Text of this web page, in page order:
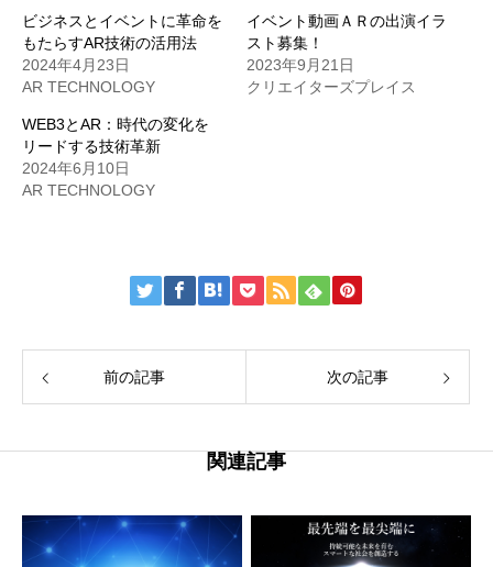
ビジネスとイベントに革命を
もたらすAR技術の活用法
2024年4月23日
AR TECHNOLOGY
イベント動画ＡＲの出演イラ
スト募集！
2023年9月21日
クリエイターズプレイス
WEB3とAR：時代の変化を
リードする技術革新
2024年6月10日
AR TECHNOLOGY
前の記事 次の記事
関連記事